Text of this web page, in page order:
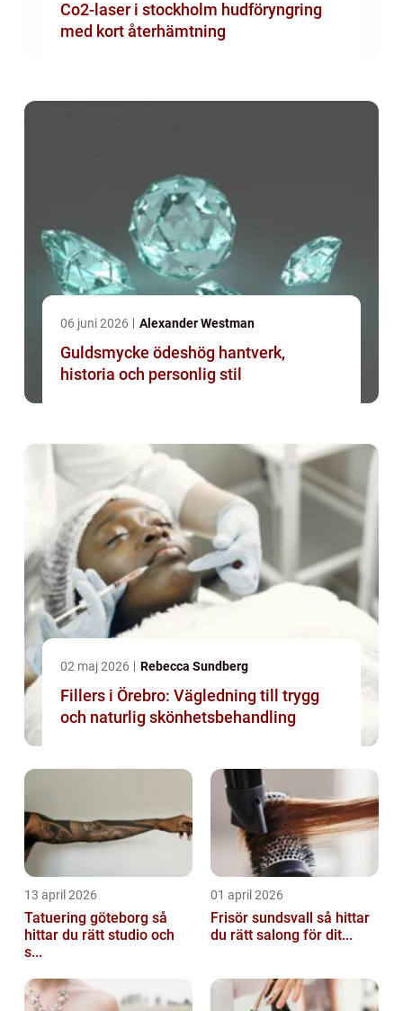
Co2-laser i stockholm hudföryngring
med kort återhämtning
06 juni 2026 Alexander Westman
Guldsmycke ödeshög hantverk,
historia och personlig stil
02 maj 2026 Rebecca Sundberg
Fillers i Örebro: Vägledning till trygg
och naturlig skönhetsbehandling
13 april 2026
Tatuering göteborg så
hittar du rätt studio och
s...
01 april 2026
Frisör sundsvall så hittar
du rätt salong för dit...